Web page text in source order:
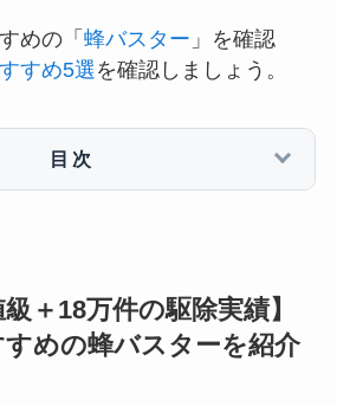
めの「 蜂バスター 」を確認
すめ5選 を確認しましょう。
目次
級＋18万件の駆除実績】
めの蜂バスターを紹介